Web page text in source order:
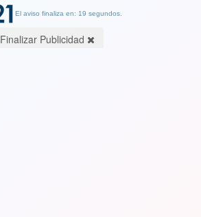
El aviso finaliza en: 19 segundos.
Finalizar Publicidad